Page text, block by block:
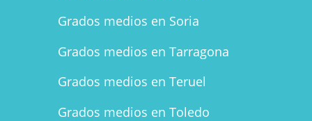
Grados medios en Soria
Grados medios en Tarragona
Grados medios en Teruel
Grados medios en Toledo